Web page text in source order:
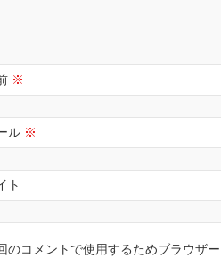
※
ル ※
ト
のコメントで使用するためブラウザ